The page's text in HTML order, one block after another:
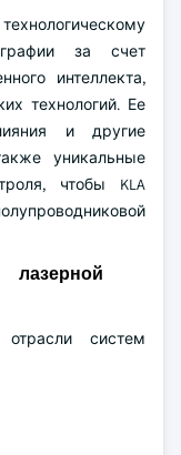
за счет
интеллекта,
технологий. Ее
и другие
уникальные
чтобы KLA
систем